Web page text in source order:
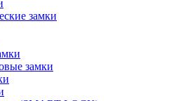
замки
замки